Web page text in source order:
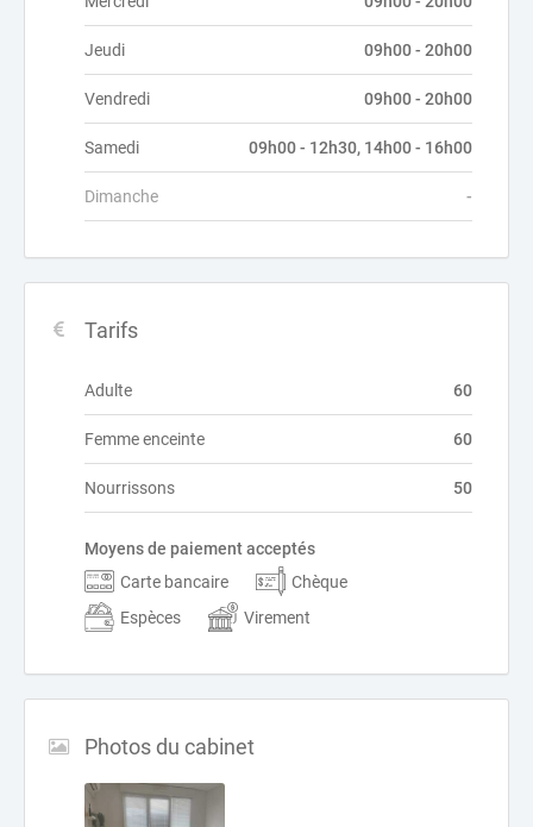
Jeudi 09h00 - 20h00
Vendredi 09h00 - 20h00
Samedi 09h00 - 12h30, 14h00 - 16h00
Dimanche -
Tarifs
Adulte 60
Femme enceinte 60
Nourrissons 50
Moyens de paiement acceptés
Carte bancaire
Chèque
Espèces
Virement
Photos du cabinet